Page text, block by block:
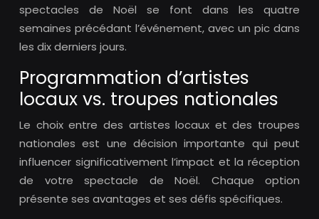
spectacles de Noël se font dans les quatre
semaines précédant l’événement, avec un pic dans
les dix derniers jours.
Programmation d’artistes
locaux vs. troupes nationales
Le choix entre des artistes locaux et des troupes
nationales est une décision importante qui peut
influencer significativement l’impact et la réception
de votre spectacle de Noël. Chaque option
présente ses avantages et ses défis spécifiques.